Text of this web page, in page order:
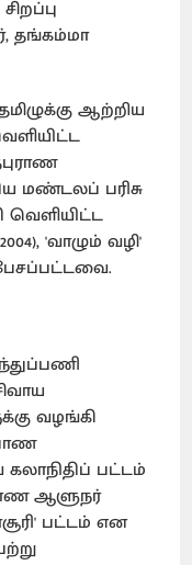
தங்கம்மா
ஆற்றிய
மண்டலப் பரிசு
வெளியிட்ட
'வாழும் வழி'
வழங்கி
பட்டம்
ஆளுநர்
பட்டம் என